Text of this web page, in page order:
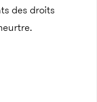
des droits